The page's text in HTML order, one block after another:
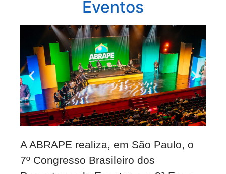
Eventos
A ABRAPE realiza, em São Paulo, o
7º Congresso Brasileiro dos